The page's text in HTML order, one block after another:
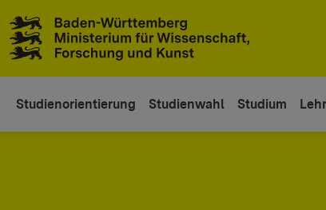
Studienorientierung Studienwahl Studium